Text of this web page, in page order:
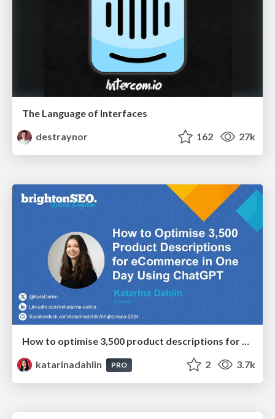
The Language of Interfaces
destraynor
162 27k
How to optimise 3,500 product descriptions for ecommerce in one day using ChatGPT
katarinadahlin
PRO 2 3.7k